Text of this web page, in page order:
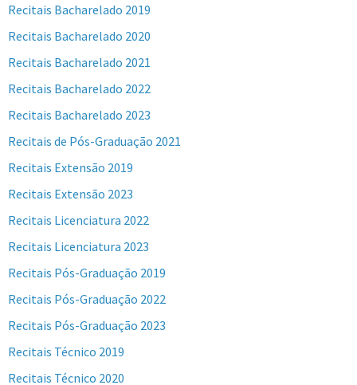
Recitais Bacharelado 2019
Recitais Bacharelado 2020
Recitais Bacharelado 2021
Recitais Bacharelado 2022
Recitais Bacharelado 2023
Recitais de Pós-Graduação 2021
Recitais Extensão 2019
Recitais Extensão 2023
Recitais Licenciatura 2022
Recitais Licenciatura 2023
Recitais Pós-Graduação 2019
Recitais Pós-Graduação 2022
Recitais Pós-Graduação 2023
Recitais Técnico 2019
Recitais Técnico 2020